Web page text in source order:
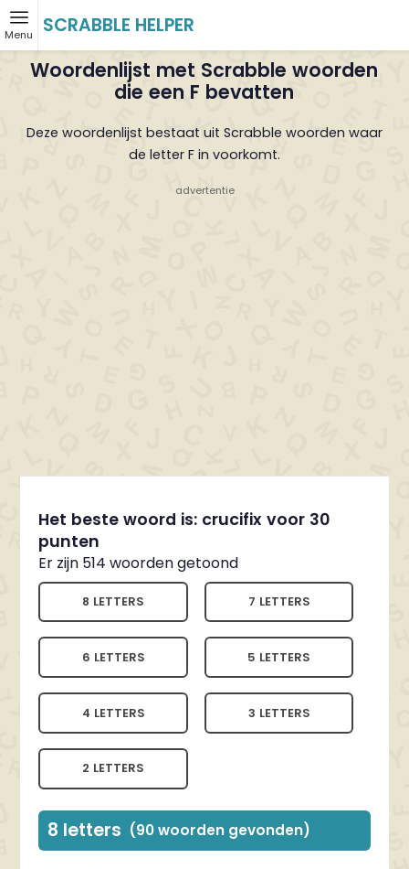
Menu SCRABBLE HELPER
Woordenlijst met Scrabble woorden
die een F bevatten
Deze woordenlijst bestaat uit Scrabble woorden waar
de letter F in voorkomt.
- advertentie -
Het beste woord is: crucifix voor 30
punten
Er zijn 514 woorden getoond
8 LETTERS 7 LETTERS
6 LETTERS 5 LETTERS
4 LETTERS 3 LETTERS
2 LETTERS
8 letters (90 woorden gevonden)